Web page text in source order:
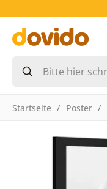
Startseite Poster